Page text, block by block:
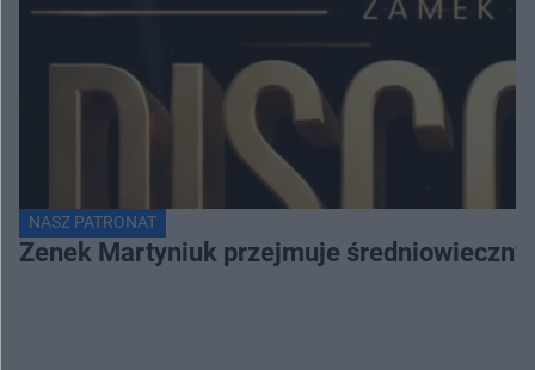
NASZ PATRONAT
Zenek Martyniuk przejmuje